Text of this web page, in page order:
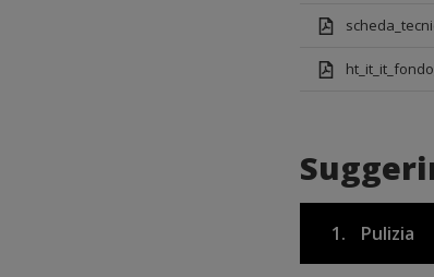
1. Pulizia